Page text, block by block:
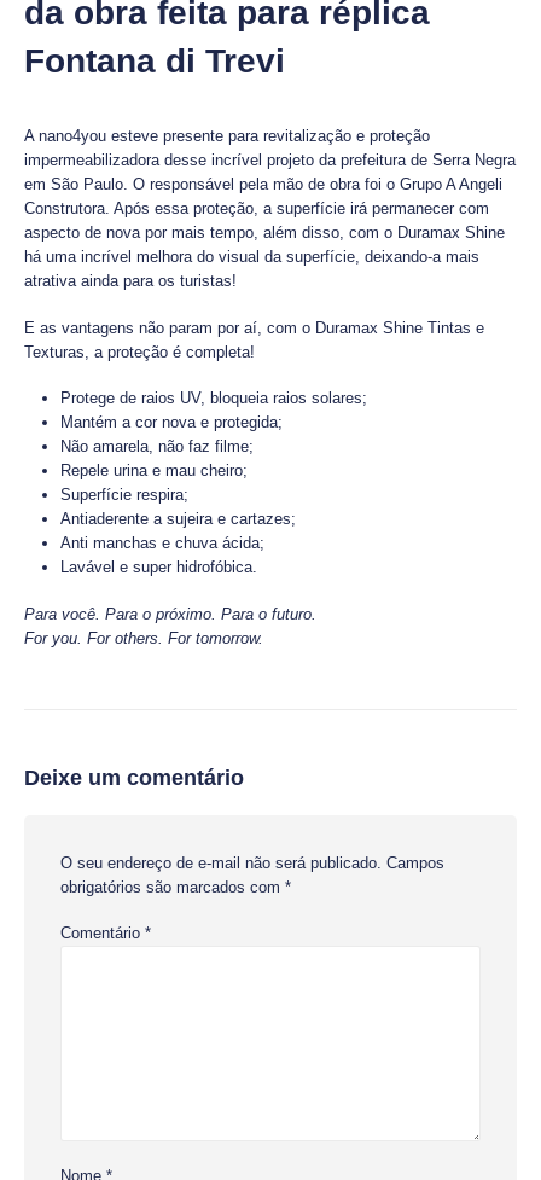
da obra feita para réplica
Fontana di Trevi
A nano4you esteve presente para revitalização e proteção
impermeabilizadora desse incrível projeto da prefeitura de Serra Negra
em São Paulo. O responsável pela mão de obra foi o Grupo A Angeli
Construtora. Após essa proteção, a superfície irá permanecer com
aspecto de nova por mais tempo, além disso, com o Duramax Shine
há uma incrível melhora do visual da superfície, deixando-a mais
atrativa ainda para os turistas!
E as vantagens não param por aí, com o Duramax Shine Tintas e
Texturas, a proteção é completa!
Protege de raios UV, bloqueia raios solares;
Mantém a cor nova e protegida;
Não amarela, não faz filme;
Repele urina e mau cheiro;
Superfície respira;
Antiaderente a sujeira e cartazes;
Anti manchas e chuva ácida;
Lavável e super hidrofóbica.
Para você. Para o próximo. Para o futuro.
For you. For others. For tomorrow.
Deixe um comentário
O seu endereço de e-mail não será publicado. Campos
obrigatórios são marcados com *
Comentário *
Nome *